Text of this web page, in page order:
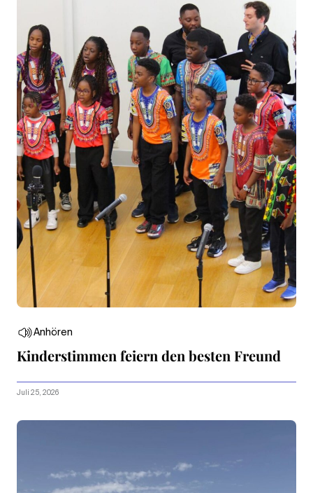
Anhören
Kinderstimmen feiern den besten Freund
Juli 25, 2026